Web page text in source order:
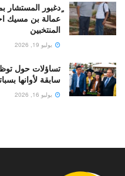
ٍدغبور المستشار
عمالة بن مسيك
المنتخبين
يوليو 19, 2026
تساؤلات حول
سابقة لأوانها
يوليو 16, 2026